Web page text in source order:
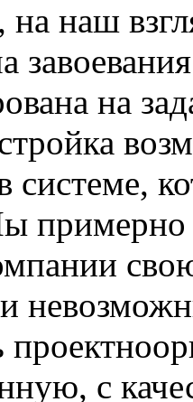
наш
на
системе,
примерно
с